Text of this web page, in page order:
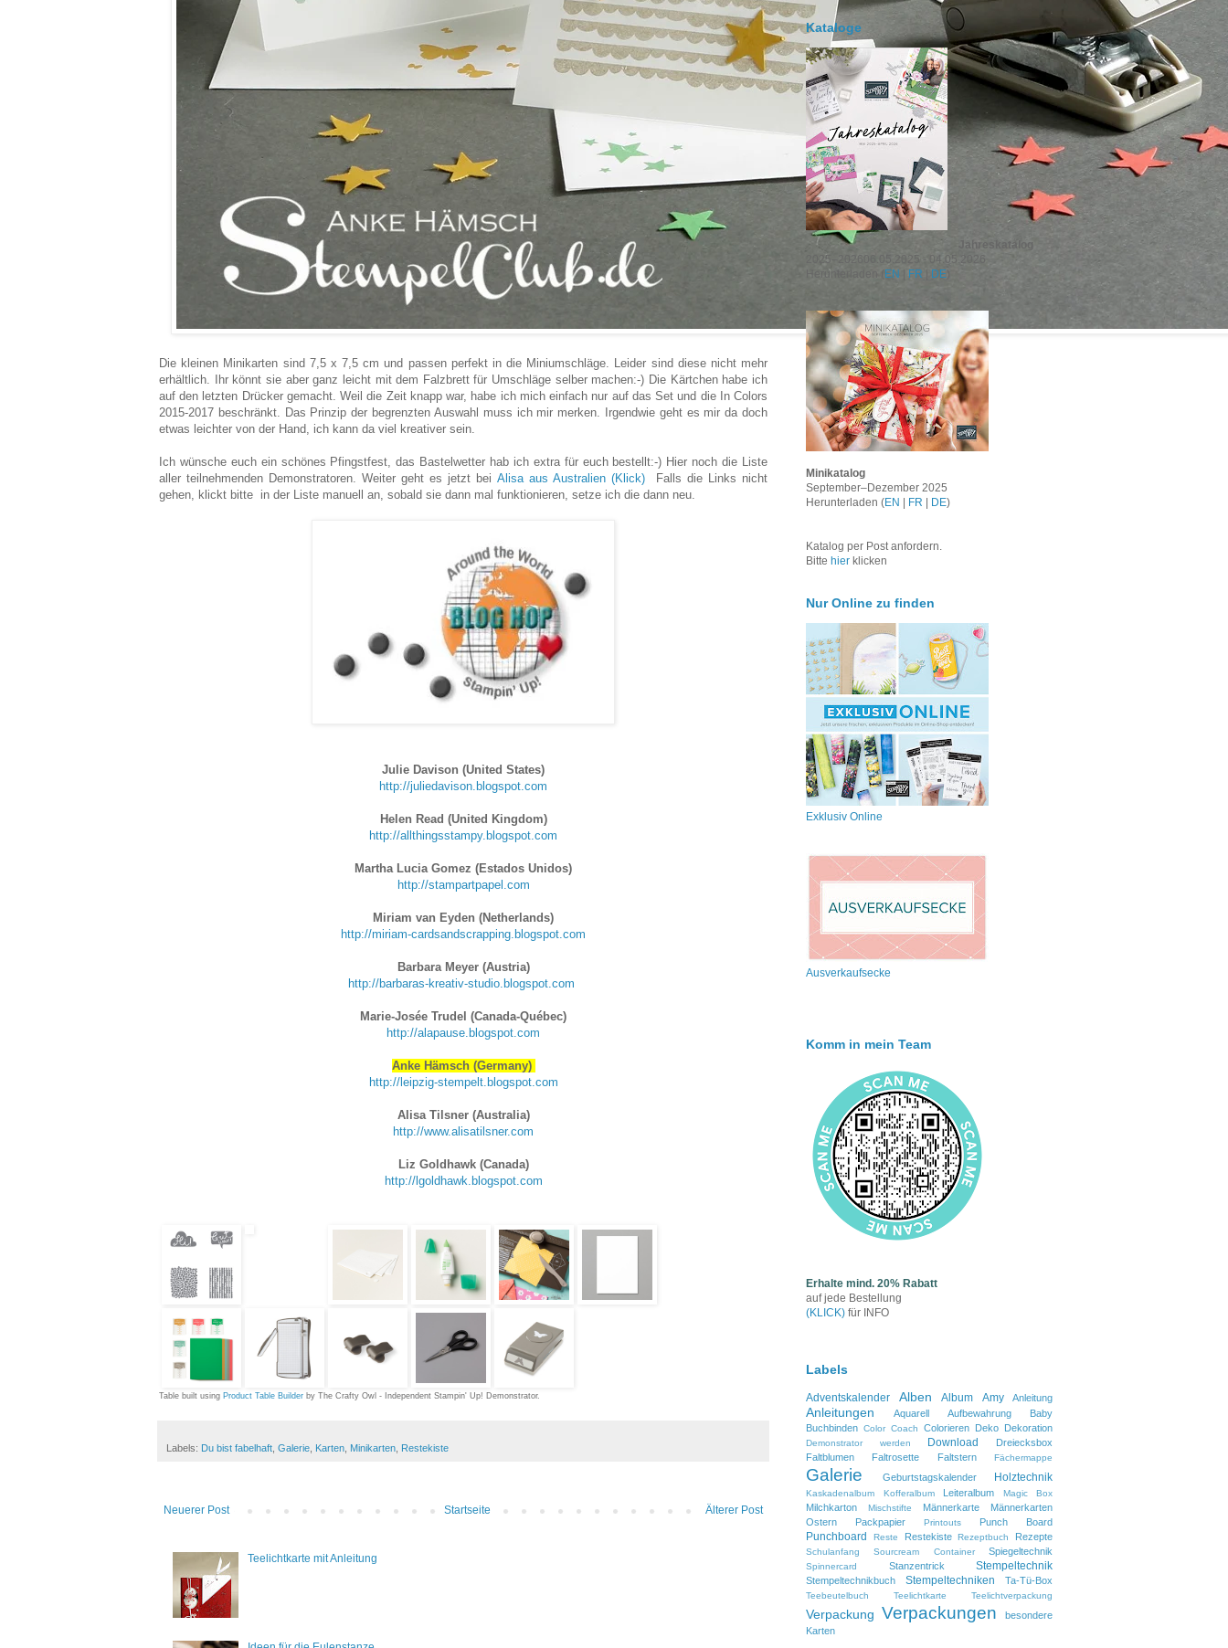
Die kleinen Minikarten sind 7,5 x 7,5 cm und passen perfekt in die Miniumschläge. Leider sind diese nicht mehr
erhältlich. Ihr könnt sie aber ganz leicht mit dem Falzbrett für Umschläge selber machen:-) Die Kärtchen habe ich
auf den letzten Drücker gemacht. Weil die Zeit knapp war, habe ich mich einfach nur auf das Set und die In Colors
2015-2017 beschränkt. Das Prinzip der begrenzten Auswahl muss ich mir merken. Irgendwie geht es mir da doch
etwas leichter von der Hand, ich kann da viel kreativer sein.
Ich wünsche euch ein schönes Pfingstfest, das Bastelwetter hab ich extra für euch bestellt:-) Hier noch die Liste
aller teilnehmenden Demonstratoren. Weiter geht es jetzt bei Alisa aus Australien (Klick)Falls die Links nicht
gehen, klickt bitte in der Liste manuell an, sobald sie dann mal funktionieren, setze ich die dann neu.
Julie Davison (United States)
http://juliedavison.blogspot.com
Helen Read (United Kingdom)
http://allthingsstampy.blogspot.com
Martha Lucia Gomez (Estados Unidos)
http://stampartpapel.com
Miriam van Eyden (Netherlands)
http://miriam-cardsandscrapping.blogspot.com
Barbara Meyer (Austria)
http://barbaras-kreativ-studio.blogspot.com
Marie-Josée Trudel (Canada-Québec)
http://alapause.blogspot.com
Anke Hämsch (Germany)
http://leipzig-stempelt.blogspot.com
Alisa Tilsner (Australia)
http://www.alisatilsner.com
Liz Goldhawk (Canada)
http://lgoldhawk.blogspot.com
Table built using Product Table Builder by The Crafty Owl - Independent Stampin' Up! Demonstrator.
Labels: Du bist fabelhaft Galerie Karten Minikarten Restekiste
Neuerer Post Älterer Post
Startseite
Teelichtkarte mit Anleitung
Kataloge
Jahreskatalog
2025–202606.05.2025 - 04.05.2026
Herunterladen ( EN FR DE
Minikatalog
September–Dezember 2025
Herunterladen (EN FR DE)
Katalog per Post anfordern.
Bitte hier klicken
Nur Online zu finden
Exklusiv Online
Ausverkaufsecke
Komm in mein Team
Erhalte mind. 20% Rabatt
auf jede Bestellung
(KLICK) für INFO
Labels
Adventskalender Alben Album Amy Anleitung
Anleitungen Aquarell Aufbewahrung
Baby
Buchbinden Color Coach Colorieren Deko Dekoration
Demonstrator werden Download
Dreiecksbox
Faltblumen
Faltrosette Faltstern Fächermappe
Galerie Geburtstagskalender Holztechnik
Kaskadenalbum Kofferalbum Leiteralbum Magic Box
Milchkarton Mischstifte Männerkarte
Männerkarten
Ostern
Packpapier Printouts Punch Board
Punchboard Reste Restekiste Rezeptbuch Rezepte
Schulanfang Sourcream Container Spiegeltechnik
Spinnercard Stanzentrick Stempeltechnik
Stempeltechnikbuch Stempeltechniken Ta-Tü-Box
Teebeutelbuch Teelichtkarte Teelichtverpackung
Verpackung Verpackungen
besondere
Karten